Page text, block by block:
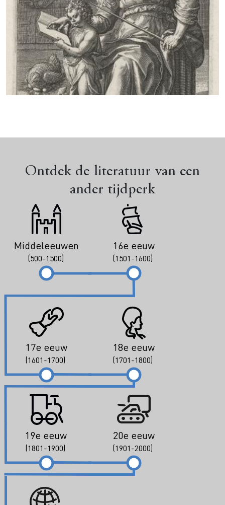
Ontdek de literatuur van een
ander tijdperk
Middeleeuwen
(500-1500)
16e eeuw
(1501-1600)
17e eeuw
(1601-1700)
18e eeuw
(1701-1800)
19e eeuw
(1801-1900)
20e eeuw
(1901-2000)